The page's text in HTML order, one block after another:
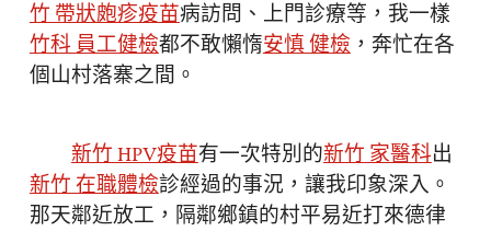
竹 帶狀皰疹疫苗病訪問、上門診療等，我一樣
竹科 員工健檢都不敢懶惰安慎 健檢，奔忙在各
個山村落寨之間。
新竹 HPV疫苗有一次特別的新竹 家醫科出
新竹 在職體檢診經過的事況，讓我印象深入。
那天鄰近放工，隔鄰鄉鎮的村平易近打來德律